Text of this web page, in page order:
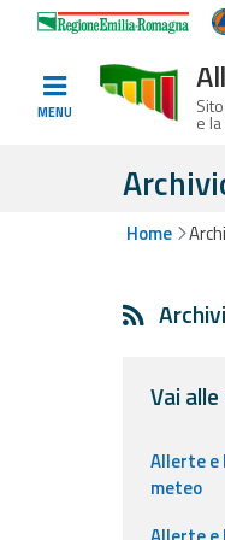
Home
Informati e
Allerte E
Logo Regione Emilia-
MENU e
Home
Vai
Allerte
meteo